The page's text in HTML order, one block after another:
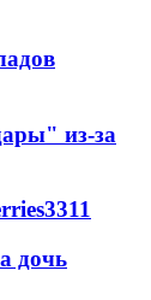
из-за
3311
дочь